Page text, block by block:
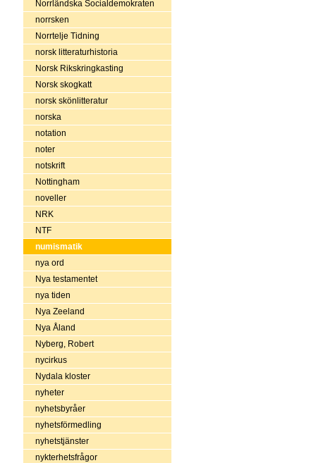
Norrländska Socialdemokraten
norrsken
Norrtelje Tidning
norsk litteraturhistoria
Norsk Rikskringkasting
Norsk skogkatt
norsk skönlitteratur
norska
notation
noter
notskrift
Nottingham
noveller
NRK
NTF
numismatik
nya ord
Nya testamentet
nya tiden
Nya Zeeland
Nya Åland
Nyberg, Robert
nycirkus
Nydala kloster
nyheter
nyhetsbyråer
nyhetsförmedling
nyhetstjänster
nykterhetsfrågor